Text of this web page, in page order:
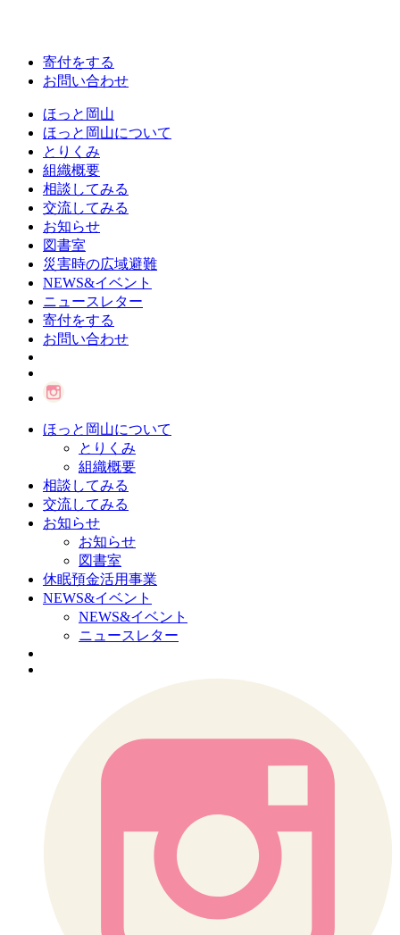
寄付をする
お問い合わせ
ほっと岡山
ほっと岡山について
とりくみ
組織概要
相談してみる
交流してみる
お知らせ
図書室
災害時の広域避難
NEWS&イベント
ニュースレター
寄付をする
お問い合わせ
ほっと岡山について
とりくみ
組織概要
相談してみる
交流してみる
お知らせ
お知らせ
図書室
休眠預金活用事業
NEWS&イベント
NEWS&イベント
ニュースレター